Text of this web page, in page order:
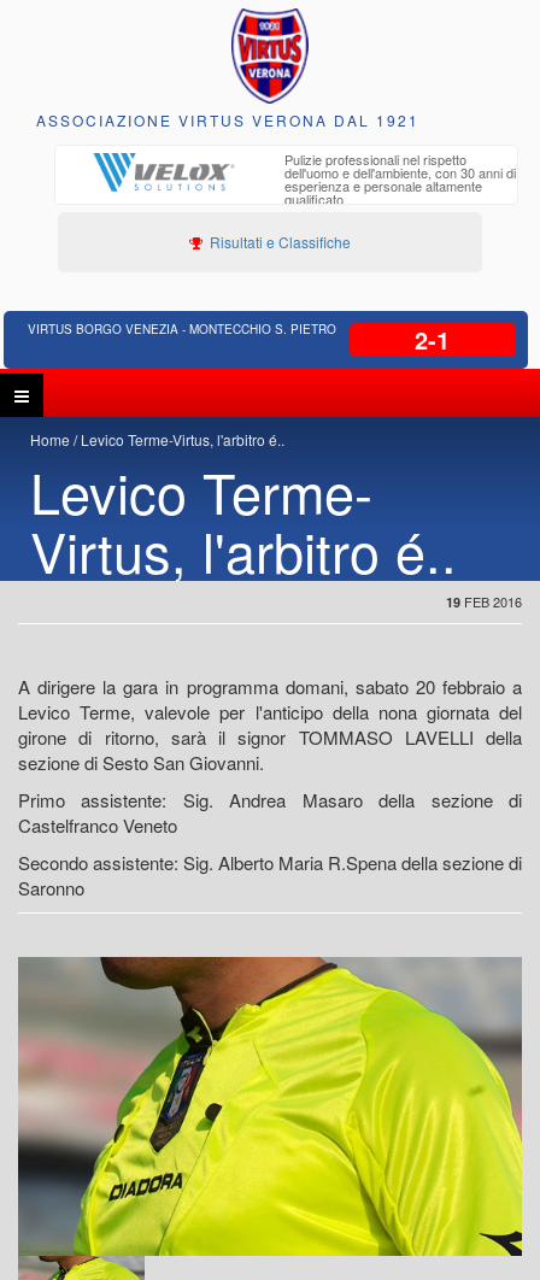
ASSOCIAZIONE VIRTUS VERONA DAL 1921
Pulizie professionali nel rispetto
dell'uomo e dell'ambiente, con 30 anni di
esperienza e personale altamente
qualificato
Risultati e Classifiche
VIRTUS BORGO VENEZIA - MONTECCHIO S. PIETRO 2-1
Home Levico Terme-Virtus, l'arbitro é..
Levico Terme-
Virtus, l'arbitro é..
19 FEB 2016
A dirigere la gara in programma domani, sabato 20 febbraio a
Levico Terme, valevole per l'anticipo della nona giornata del
girone di ritorno, sarà il signor TOMMASO LAVELLI della
sezione di Sesto San Giovanni.
Primo assistente: Sig. Andrea Masaro della sezione di
Castelfranco Veneto
Secondo assistente: Sig. Alberto Maria R.Spena della sezione di
Saronno